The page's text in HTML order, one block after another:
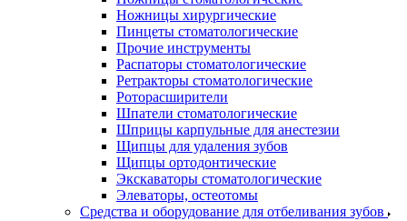
Ножницы хирургические
Пинцеты стоматологические
Прочие инструменты
Распаторы стоматологические
Ретракторы стоматологические
Роторасширители
Шпатели стоматологические
Шприцы карпульные для анестезии
Щипцы для удаления зубов
Щипцы ортодонтические
Экскаваторы стоматологические
Элеваторы, остеотомы
Средства и оборудование для отбеливания зубов